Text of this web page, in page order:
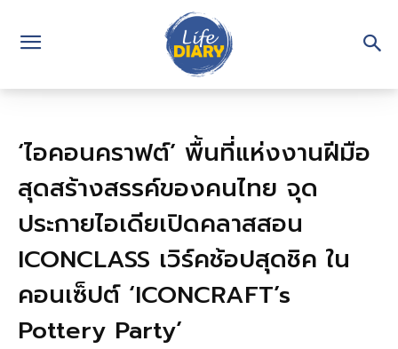
‘ไอคอนคราฟต์’ พื้นที่แห่งงานฝีมือ
สุดสร้างสรรค์ของคนไทย จุด
ประกายไอเดียเปิดคลาสสอน
ICONCLASS เวิร์คช้อปสุดชิค ใน
คอนเซ็ปต์ ‘ICONCRAFT’s
Pottery Party’